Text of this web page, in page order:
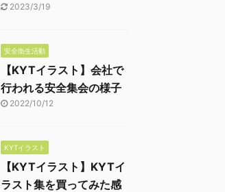
2023/3/19
安全衛生活動
【KYTイラスト】会社で
行われる安全集会の様子
2022/10/12
KYTイラスト
【KYTイラスト】KYTイ
ラスト集を買ってみた感